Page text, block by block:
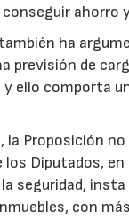
ahorro
ha
previsión de
y ello comporta
la Proposición no
los Diputados,
seguridad,
con